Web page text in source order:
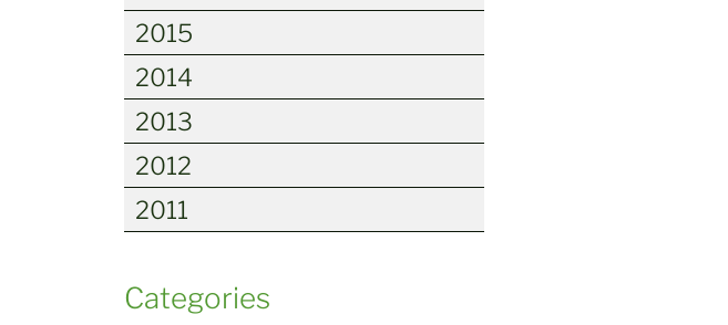
2015
2014
2013
2012
2011
Categories